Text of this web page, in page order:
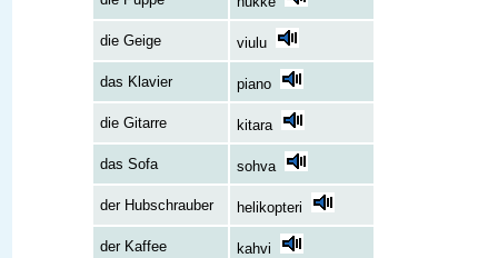
die Geige viulu
das Klavier piano
die Gitarre kitara
das Sofa sohva
der Hubschrauber helikopteri
der Kaffee kahvi